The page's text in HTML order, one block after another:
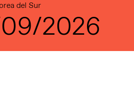
del Sur
2026